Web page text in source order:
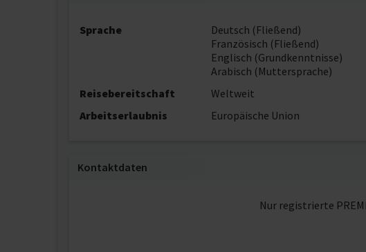
Sprache
Deutsch (Fließend)
Französisch (Fließend)
Englisch (Grundkenntnisse)
Arabisch (Muttersprache)
Reisebereitschaft
Weltweit
Arbeitserlaubnis
Europäische Union
Kontaktdaten
Nur registrierte